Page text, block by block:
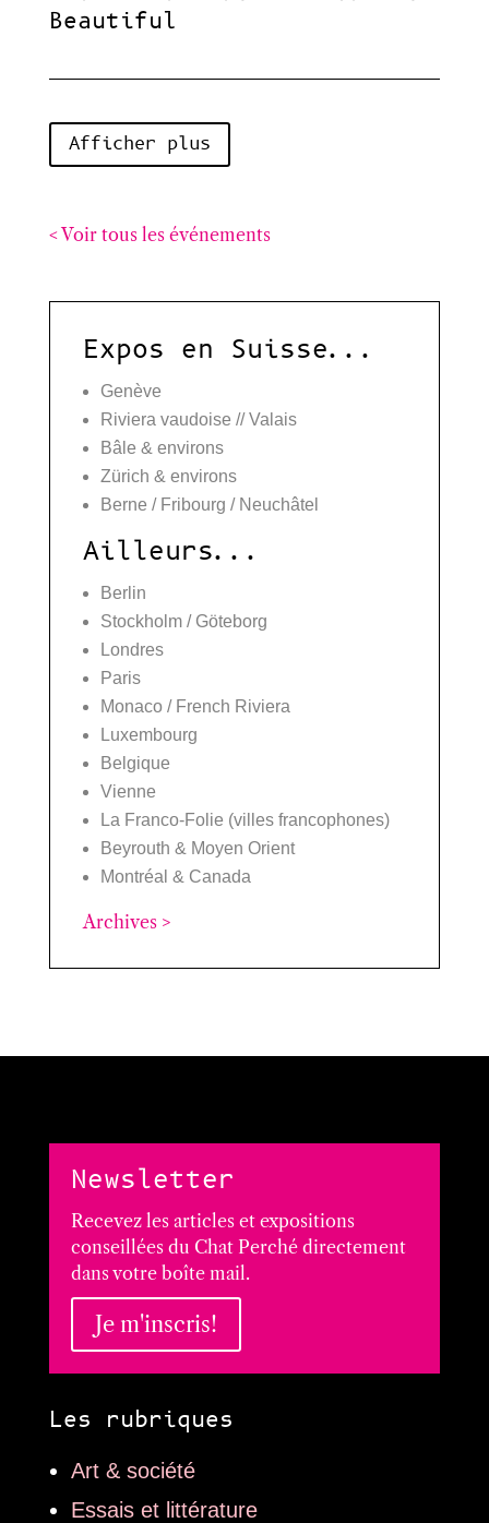
Beautiful
Afficher plus
< Voir tous les événements
Expos en Suisse...
Genève
Riviera vaudoise // Valais
Bâle & environs
Zürich & environs
Berne / Fribourg / Neuchâtel
Ailleurs...
Berlin
Stockholm / Göteborg
Londres
Paris
Monaco / French Riviera
Luxembourg
Belgique
Vienne
La Franco-Folie (villes francophones)
Beyrouth & Moyen Orient
Montréal & Canada
Archives >
Newsletter
Recevez les articles et expositions
conseillées du Chat Perché directement
dans votre boîte mail.
Je m'inscris!
Les rubriques
Art & société
Essais et littérature